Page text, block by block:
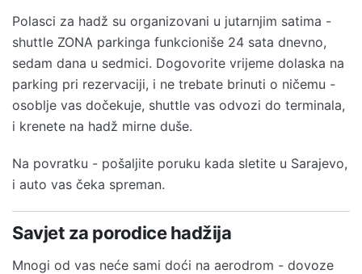
Polasci za hadž su organizovani u jutarnjim satima -
shuttle ZONA parkinga funkcioniše 24 sata dnevno,
sedam dana u sedmici. Dogovorite vrijeme dolaska na
parking pri rezervaciji, i ne trebate brinuti o ničemu -
osoblje vas dočekuje, shuttle vas odvozi do terminala,
i krenete na hadž mirne duše.
Na povratku - pošaljite poruku kada sletite u Sarajevo,
i auto vas čeka spreman.
Savjet za porodice hadžija
Mnogi od vas neće sami doći na aerodrom - dovoze